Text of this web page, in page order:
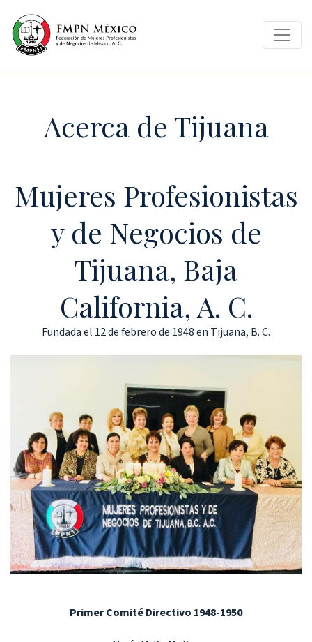
Acerca de Tijuana
Mujeres Profesionistas
y de Negocios de
Tijuana, Baja
California, A. C.
Fundada el 12 de febrero de 1948 en Tijuana, B. C.
Primer Comité Directivo 1948-1950